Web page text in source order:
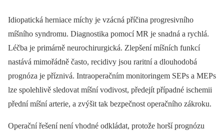
Idiopatická herniace míchy je vzácná příčina progresivního
míšního syndromu. Dia­gnostika pomocí MR je snadná a rychlá.
Léčba je primárně neurochirurgická. Zlepšení míšních funkcí
nastává mimořádně často, recidivy jsou raritní a dlouhodobá
prognóza je příznivá. Intraoperačním monitoringem SEPs a MEPs
lze spolehlivě sledovat míšní vodivost, předejít případné ischemii
přední míšní arterie, a zvýšit tak bezpečnost operačního zákroku.
Operační řešení není vhodné odkládat, protože horší prognózu